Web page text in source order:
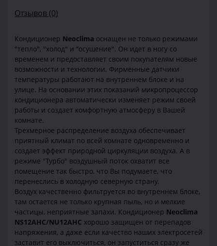
Отзывов (0)
Кондиционер Neoclima оснащен не только режимами
"тепло", "холод" и "осушение". Он идет в ногу со
временем и предоставляет своим покупателям новые
возможности и технологии. Фирменные датчики
температуры работают на внутреннем блоке и на
улице. На основании этих показаний микропроцессор
кондиционера автоматически изменяет режим своей
работы и создает комфортную атмосферу в Вашей
комнате.
Трехмерное распределение воздуха обеспечивает
приятный климат по всей комнате одновременно и
создает эффект природной циркуляции воздуха. А в
режиме "Турбо" воздушный поток охватит все
помещение так быстро, что Вы подумаете, что
перенеслись в холодную северную страну.
Воздух качественно фильтруется во внутреннем блоке,
там остается не только крупная пыль, но и мелкие
частицы, неприятные запахи. Кондиционер Neoclima
NS12AHC/NU12AHC хорошо защищен от перепадов
напряжения, а даже если качество наших электросетей
заставит его выключиться, он запуститься сразу же